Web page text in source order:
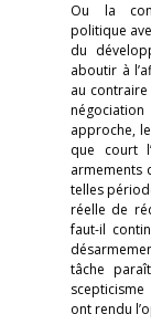
Ou la
politique
du
aboutir à
au
approche,
que court
armements
telles
réelle de
faut-il
tâche
ont rendu